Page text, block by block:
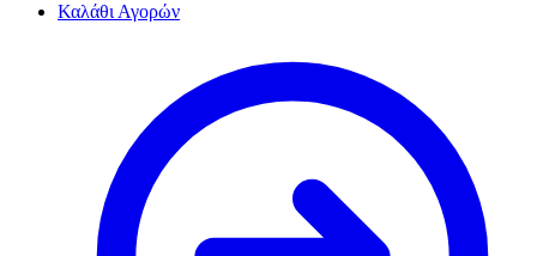
Καλάθι Αγορών